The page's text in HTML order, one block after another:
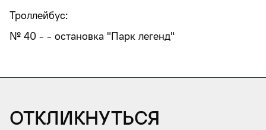
Троллейбус:
№ 40 - - остановка "Парк легенд"
Откликнуться